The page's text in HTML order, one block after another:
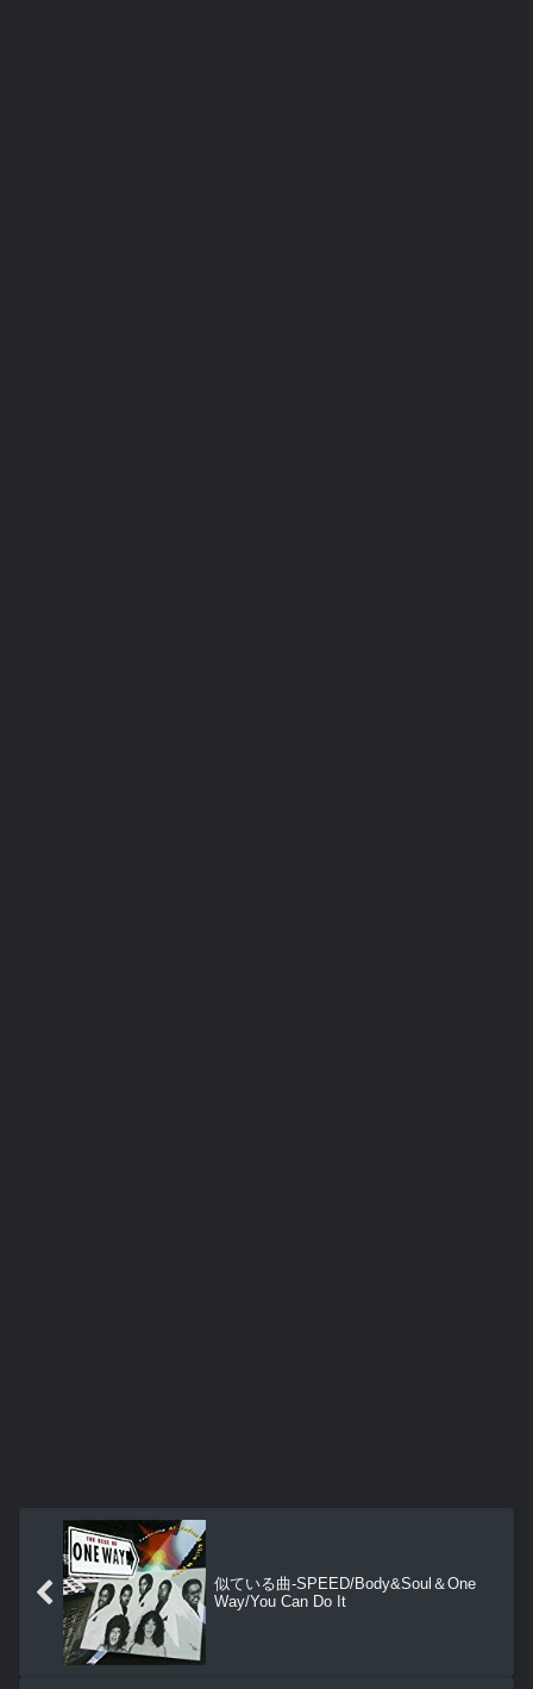
似ている曲-SPEED/Body&Soul＆One
Way/You Can Do It